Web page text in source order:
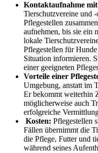
Kontaktaufnahme
Tierschutzvereine und
Pflegestellen
aufnehmen, bis sie ein
lokale
Pflegestellen für
Situation informieren.
einer geeigneten
Vorteile einer
Umgebung, anstatt im
Er bekommt weiterhin
möglicherweise auch
erfolgreiche
Kosten: Pflegestellen
Fällen übernimmt die
die Pflege, Futter und
während seines